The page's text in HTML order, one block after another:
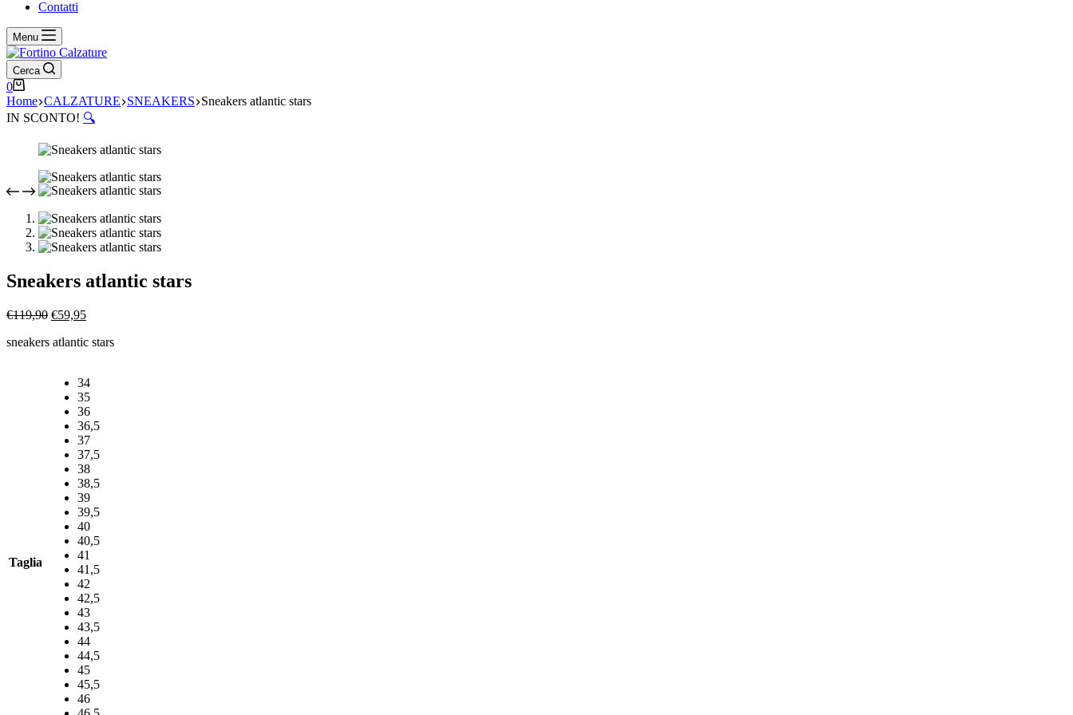
Contatti
Menu
Cerca
Carrello
0
Home CALZATURE SNEAKERS Sneakers atlantic stars
IN SCONTO! 🔍
Sneakers atlantic stars
€119,90 Il
originale
€59,95Il
attuale
sneakers atlantic stars
Taglia
34
35
36
36,5
37
37,5
38
38,5
39
39,5
40
40,5
41
41,5
42
42,5
43
43,5
44
44,5
45
45,5
46